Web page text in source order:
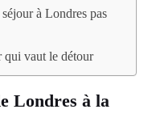
à Londres pas
qui vaut le détour
Londres à la